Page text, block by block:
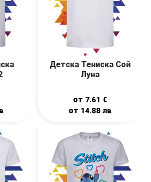
Детска Тениска Сой
Луна
от 7.61 €
от 14.88лв